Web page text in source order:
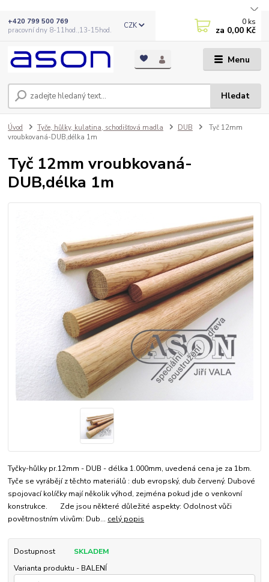
Menu
CZK
Hledat
+420 799 500 769
pracovní dny 8-11hod.,13-15hod.
0 ks
za 0,00 Kč
Úvod Tyče, hůlky, kulatina, schodišťová madla DUB
Tyč 12mm
vroubkovaná-DUB,délka 1m
Tyč 12mm vroubkovaná-
DUB,délka 1m
Tyčky-hůlky pr.12mm - DUB - délka 1.000mm, uvedená cena je za 1bm.
Tyče se vyrábějí z těchto materiálů : dub evropský, dub červený. Dubové
spojovací kolíčky mají několik výhod, zejména pokud jde o venkovní
konstrukce. Zde jsou některé důležité aspekty: Odolnost vůči
povětrnostním vlivům: Dub... celý popis
Dostupnost
SKLADEM
Varianta produktu - BALENÍ